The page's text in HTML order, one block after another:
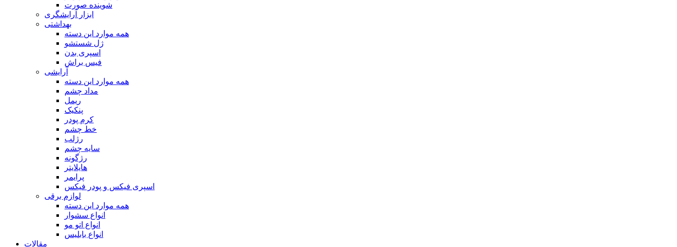
شوینده صورت
ابزار آرایشگری
بهداشتی
همه موارد این دسته
ژل شستشو
اسپری بدن
فیس براش
آرایشی
همه موارد این دسته
مداد چشم
ریمل
پنکیک
کرم پودر
خط چشم
رژلب
سایه چشم
رژگونه
هایلایتر
پرایمر
اسپری فیکس و پودر فیکس
لوازم برقی
همه موارد این دسته
انواع سشوار
انواع اتو مو
انواع بابلیس
مقالات